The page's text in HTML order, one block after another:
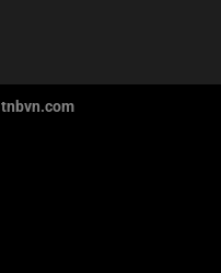
tnbvn.com